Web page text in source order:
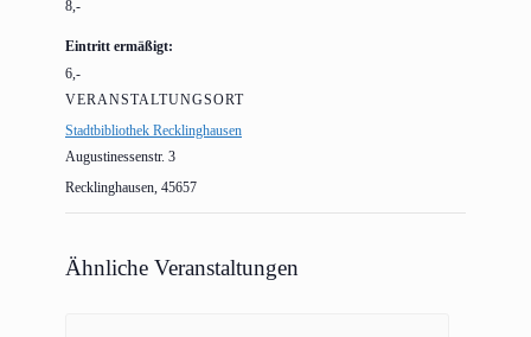
VERANSTALTUNGSORT
Stadtbibliothek Recklinghausen
Augustinessenstr. 3
Recklinghausen, 45657
8,-
Eintritt ermäßigt:
6,-
Ähnliche Veranstaltungen